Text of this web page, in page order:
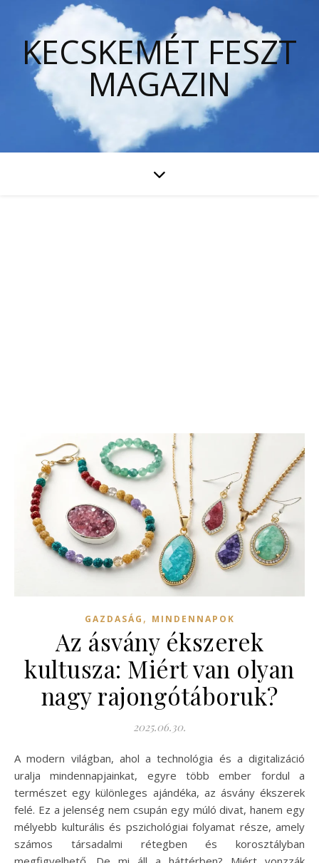
KECSKEMÉT FESZT
MAGAZIN
GAZDASÁG , MINDENNAPOK
Az ásvány ékszerek
kultusza: Miért van olyan
nagy rajongótáboruk?
2025.06.30.
A modern világban, ahol a technológia és a digitalizáció
uralja mindennapjainkat, egyre több ember fordul a
természet egy különleges ajándéka, az ásvány ékszerek
felé. Ez a jelenség nem csupán egy múló divat, hanem egy
mélyebb kulturális és pszichológiai folyamat része, amely
számos társadalmi rétegben és korosztályban